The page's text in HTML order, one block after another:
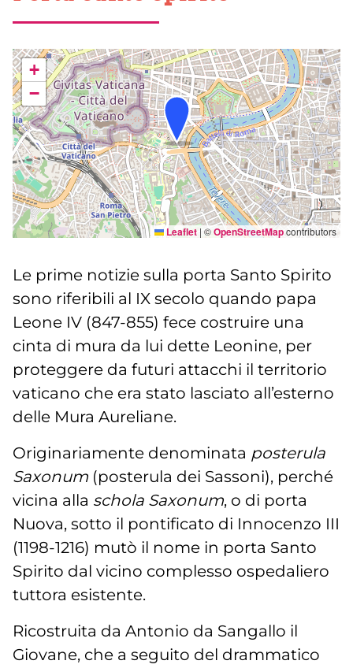
+
−
Leaflet | ©OpenStreetMapcontributors
Le prime notizie sulla porta Santo Spirito
sono riferibili al IX secolo quando papa
Leone IV (847-855) fece costruire una
cinta di mura da lui dette Leonine, per
proteggere da futuri attacchi il territorio
vaticano che era stato lasciato all’esterno
delle Mura Aureliane.
Originariamente denominata posterula
Saxonum (posterula dei Sassoni), perché
vicina alla schola Saxonum, o di porta
Nuova, sotto il pontificato di Innocenzo III
(1198-1216) mutò il nome in porta Santo
Spirito dal vicino complesso ospedaliero
tuttora esistente.
Ricostruita da Antonio da Sangallo il
Giovane, che a seguito del drammatico